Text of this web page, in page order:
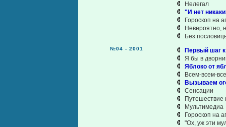
Нелегал
"И нет
Гороскоп на
Невероятно,
Без
№04 - 2001
Первый шаг
Я бы в
Яблоко от
Всем-всем-
Вызываем
Сенсации
Путешествие
Мультимедиа
Гороскоп на
"Ох, уж эти